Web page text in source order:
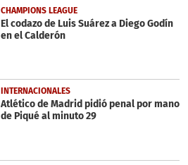
CHAMPIONS LEAGUE
El codazo de Luis Suárez a Diego Godín
en el Calderón
INTERNACIONALES
Atlético de Madrid pidió penal por mano
de Piqué al minuto 29